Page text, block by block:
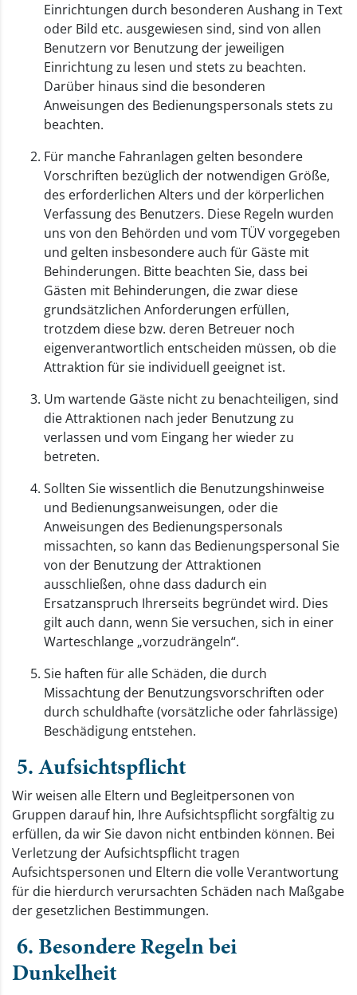
Einrichtungen durch besonderen Aushang in Text
oder Bild etc. ausgewiesen sind, sind von allen
Benutzern vor Benutzung der jeweiligen
Einrichtung zu lesen und stets zu beachten.
Darüber hinaus sind die besonderen
Anweisungen des Bedienungspersonals stets zu
beachten.
Für manche Fahranlagen gelten besondere
Vorschriften bezüglich der notwendigen Größe,
des erforderlichen Alters und der körperlichen
Verfassung des Benutzers. Diese Regeln wurden
uns von den Behörden und vom TÜV vorgegeben
und gelten insbesondere auch für Gäste mit
Behinderungen. Bitte beachten Sie, dass bei
Gästen mit Behinderungen, die zwar diese
grundsätzlichen Anforderungen erfüllen,
trotzdem diese bzw. deren Betreuer noch
eigenverantwortlich entscheiden müssen, ob die
Attraktion für sie individuell geeignet ist.
Um wartende Gäste nicht zu benachteiligen, sind
die Attraktionen nach jeder Benutzung zu
verlassen und vom Eingang her wieder zu
betreten.
Sollten Sie wissentlich die Benutzungshinweise
und Bedienungsanweisungen, oder die
Anweisungen des Bedienungspersonals
missachten, so kann das Bedienungspersonal Sie
von der Benutzung der Attraktionen
ausschließen, ohne dass dadurch ein
Ersatzanspruch Ihrerseits begründet wird. Dies
gilt auch dann, wenn Sie versuchen, sich in einer
Warteschlange „vorzudrängeln“.
Sie haften für alle Schäden, die durch
Missachtung der Benutzungsvorschriften oder
durch schuldhafte (vorsätzliche oder fahrlässige)
Beschädigung entstehen.
5. Aufsichtspflicht
Wir weisen alle Eltern und Begleitpersonen von
Gruppen darauf hin, Ihre Aufsichtspflicht sorgfältig zu
erfüllen, da wir Sie davon nicht entbinden können. Bei
Verletzung der Aufsichtspflicht tragen
Aufsichtspersonen und Eltern die volle Verantwortung
für die hierdurch verursachten Schäden nach Maßgabe
der gesetzlichen Bestimmungen.
6. Besondere Regeln bei
Dunkelheit